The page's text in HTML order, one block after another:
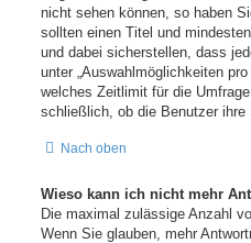
nicht sehen können, so haben
sollten einen Titel und
und dabei sicherstellen, dass
unter „Auswahlmöglichkeiten
welches Zeitlimit für die
schließlich, ob die Benutzer ihre
Nach oben
Wieso kann ich nicht mehr
Die maximal zulässige Anzahl
Wenn Sie glauben, mehr